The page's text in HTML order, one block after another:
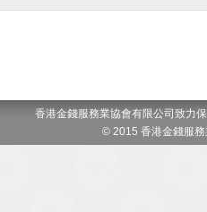
香港金錢服務業協會有限公司致力
© 2015 香港金錢服